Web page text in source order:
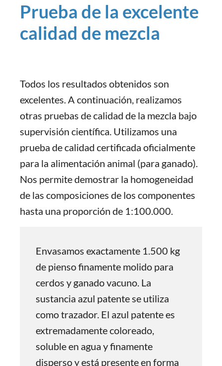
Prueba de la excelente
calidad de mezcla
Todos los resultados obtenidos son
excelentes. A continuación, realizamos
otras pruebas de calidad de la mezcla bajo
supervisión científica. Utilizamos una
prueba de calidad certificada oficialmente
para la alimentación animal (para ganado).
Nos permite demostrar la homogeneidad
de las composiciones de los componentes
hasta una proporción de 1:100.000.
Envasamos exactamente 1.500 kg
de pienso finamente molido para
cerdos y ganado vacuno. La
sustancia azul patente se utiliza
como trazador. El azul patente es
extremadamente coloreado,
soluble en agua y finamente
disperso y está presente en forma